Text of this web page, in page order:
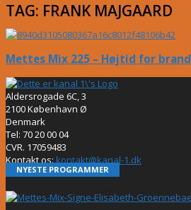
TAG: FRANK MAJGAARD
Mettes Mix 225 – Højtid for brand
Aldersrogade 6C, 3
2100 København Ø
Denmark
Tel: 70 20 00 04
CVR. 17059483
Kontakt os: kontakt@kanal-1.dk
NYESTE PROGRAMMER